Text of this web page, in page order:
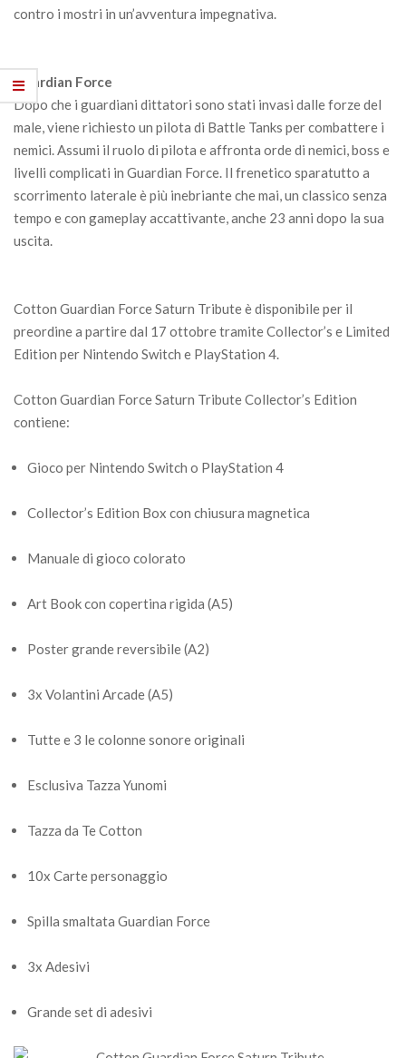
contro i mostri in un’avventura impegnativa.
Guardian Force
Dopo che i guardiani dittatori sono stati invasi dalle forze del
male, viene richiesto un pilota di Battle Tanks per combattere i
nemici. Assumi il ruolo di pilota e affronta orde di nemici, boss e
livelli complicati in Guardian Force. Il frenetico sparatutto a
scorrimento laterale è più inebriante che mai, un classico senza
tempo e con gameplay accattivante, anche 23 anni dopo la sua
uscita.
Cotton Guardian Force Saturn Tribute è disponibile per il
preordine a partire dal 17 ottobre tramite Collector’s e Limited
Edition per Nintendo Switch e PlayStation 4.
Cotton Guardian Force Saturn Tribute Collector’s Edition
contiene:
Gioco per Nintendo Switch o PlayStation 4
Collector’s Edition Box con chiusura magnetica
Manuale di gioco colorato
Art Book con copertina rigida (A5)
Poster grande reversibile (A2)
3x Volantini Arcade (A5)
Tutte e 3 le colonne sonore originali
Esclusiva Tazza Yunomi
Tazza da Te Cotton
10x Carte personaggio
Spilla smaltata Guardian Force
3x Adesivi
Grande set di adesivi